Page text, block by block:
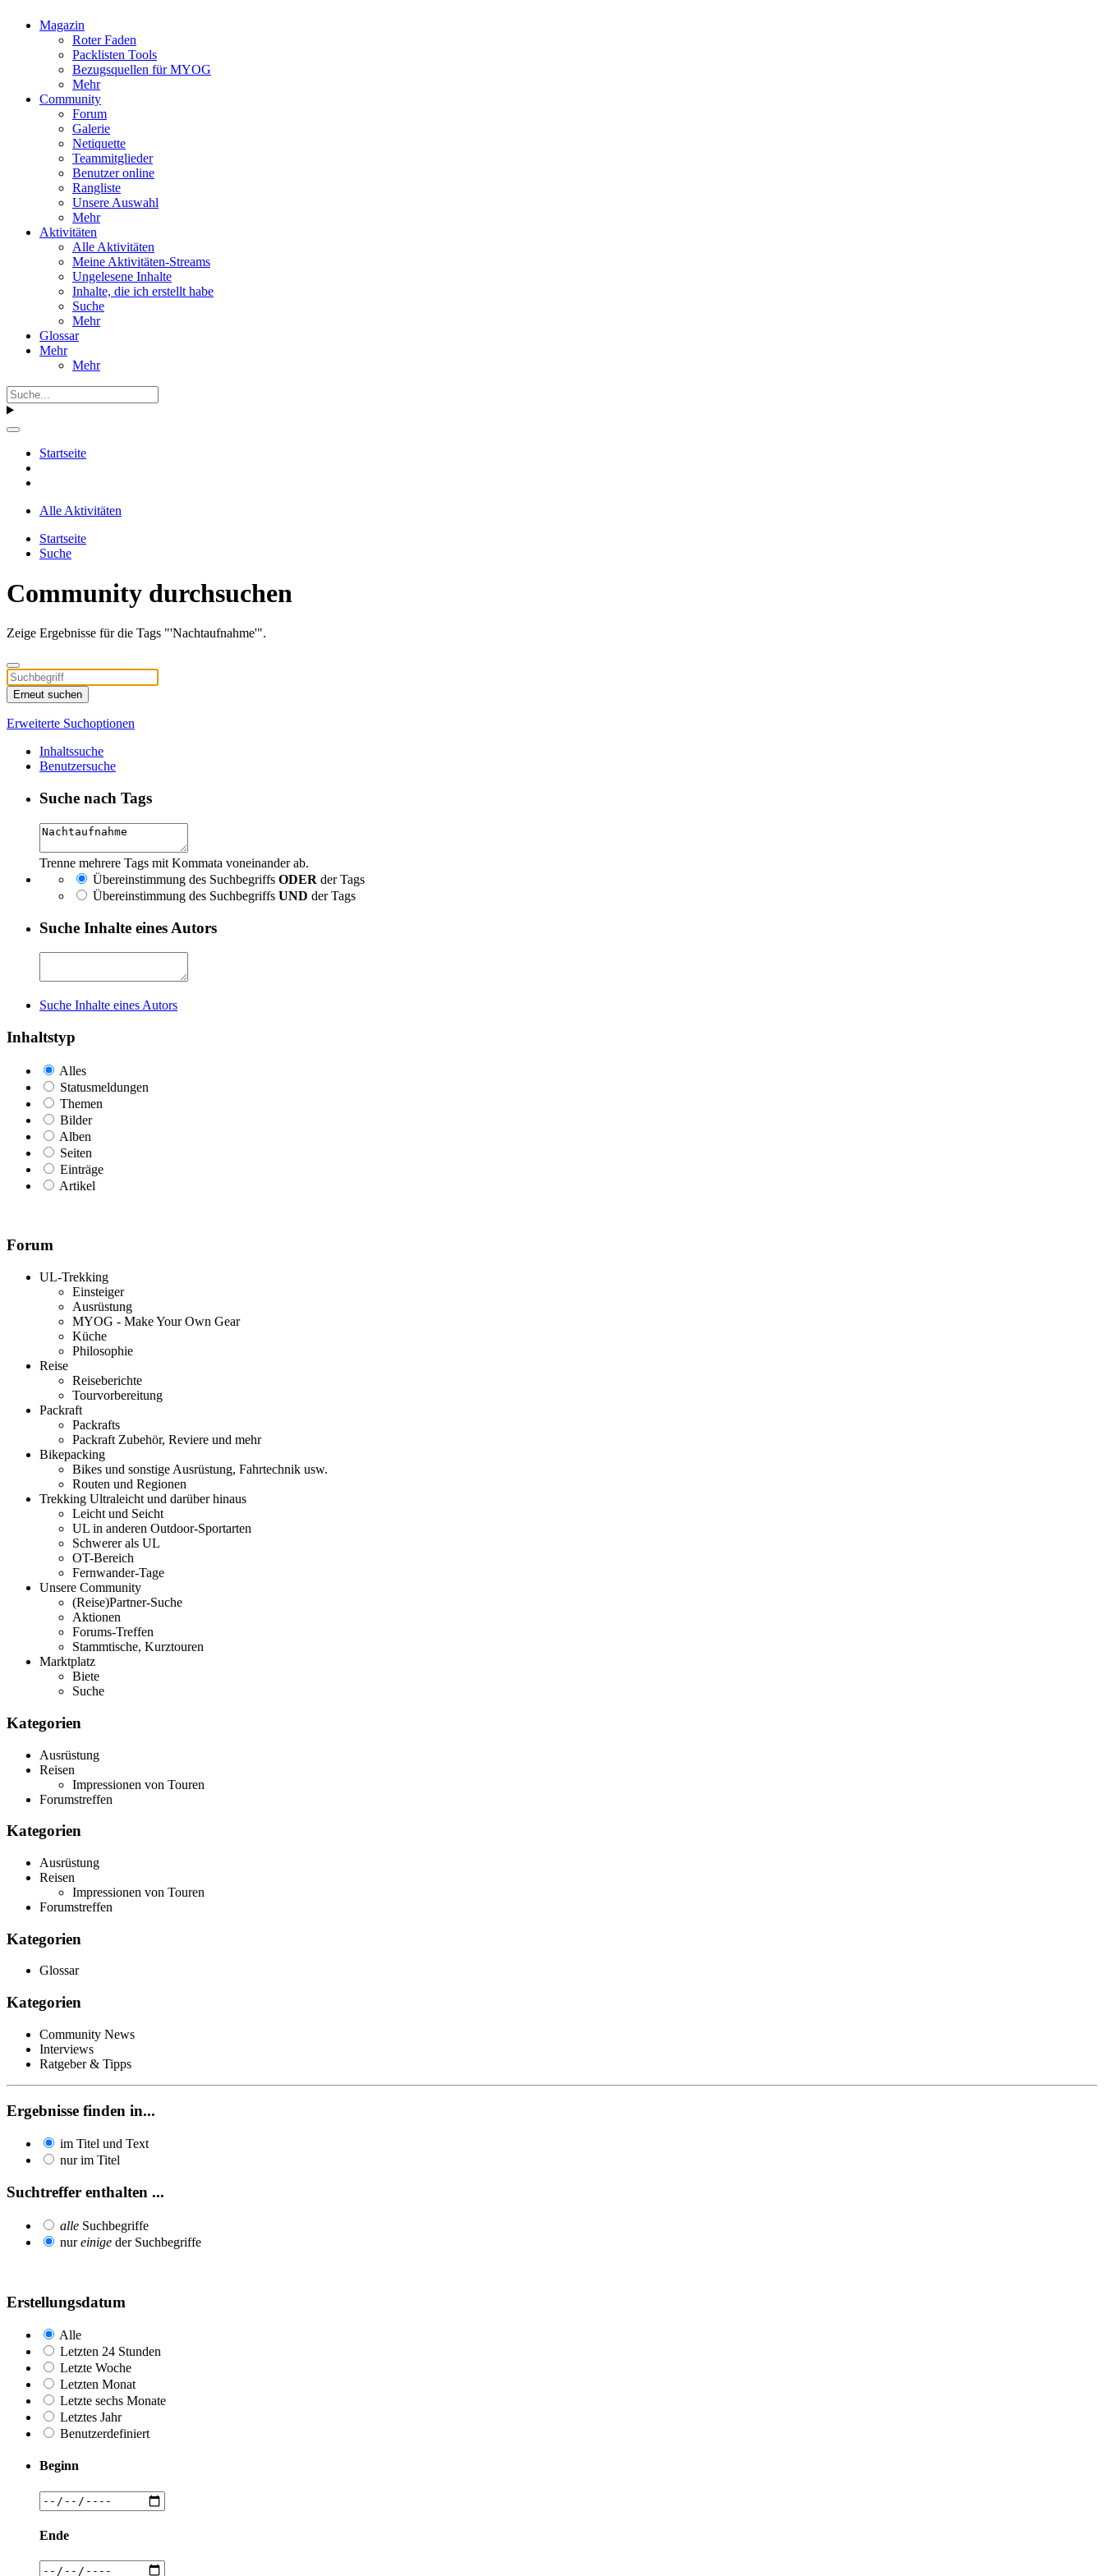
Magazin
Roter Faden
Packlisten Tools
Bezugsquellen für MYOG
Mehr
Community
Forum
Galerie
Netiquette
Teammitglieder
Benutzer online
Rangliste
Unsere Auswahl
Mehr
Aktivitäten
Alle Aktivitäten
Meine Aktivitäten-Streams
Ungelesene Inhalte
Inhalte, die ich erstellt habe
Suche
Mehr
Glossar
Mehr
Mehr
Startseite
Alle Aktivitäten
Startseite
Suche
Community durchsuchen
Zeige Ergebnisse für die Tags "'Nachtaufnahme'".
Erneut suchen
Erweiterte Suchoptionen
Inhaltssuche
Benutzersuche
Suche nach Tags
Trenne mehrere Tags mit Kommata voneinander ab.
Übereinstimmung des Suchbegriffs ODER der Tags
Übereinstimmung des Suchbegriffs UND der Tags
Suche Inhalte eines Autors
Suche Inhalte eines Autors
Inhaltstyp
Alles
Statusmeldungen
Themen
Bilder
Alben
Seiten
Einträge
Artikel
Forum
UL-Trekking
Einsteiger
Ausrüstung
MYOG - Make Your Own Gear
Küche
Philosophie
Reise
Reiseberichte
Tourvorbereitung
Packraft
Packrafts
Packraft Zubehör, Reviere und mehr
Bikepacking
Bikes und sonstige Ausrüstung, Fahrtechnik usw.
Routen und Regionen
Trekking Ultraleicht und darüber hinaus
Leicht und Seicht
UL in anderen Outdoor-Sportarten
Schwerer als UL
OT-Bereich
Fernwander-Tage
Unsere Community
(Reise)Partner-Suche
Aktionen
Forums-Treffen
Stammtische, Kurztouren
Marktplatz
Biete
Suche
Kategorien
Ausrüstung
Reisen
Impressionen von Touren
Forumstreffen
Kategorien
Ausrüstung
Reisen
Impressionen von Touren
Forumstreffen
Kategorien
Glossar
Kategorien
Community News
Interviews
Ratgeber & Tipps
Ergebnisse finden in...
im Titel und Text
nur im Titel
Suchtreffer enthalten ...
alle Suchbegriffe
nureinige der Suchbegriffe
Erstellungsdatum
Alle
Letzten 24 Stunden
Letzte Woche
Letzten Monat
Letzte sechs Monate
Letztes Jahr
Benutzerdefiniert
Beginn
Ende